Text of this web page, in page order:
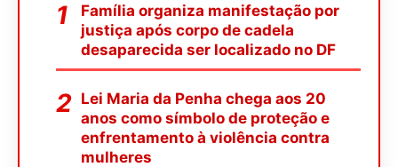
Família organiza manifestação por
justiça após corpo de cadela
desaparecida ser localizado no DF
Lei Maria da Penha chega aos 20
anos como símbolo de proteção e
enfrentamento à violência contra
mulheres